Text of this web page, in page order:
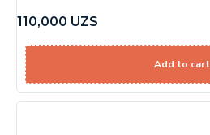
110,000 UZS
Add to cart